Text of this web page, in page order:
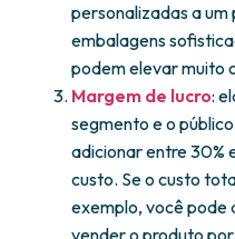
personalizadas a um
embalagens
podem elevar muito
Margem de lucro:
segmento e o
adicionar entre 30%
custo. Se o custo
exemplo, você pode